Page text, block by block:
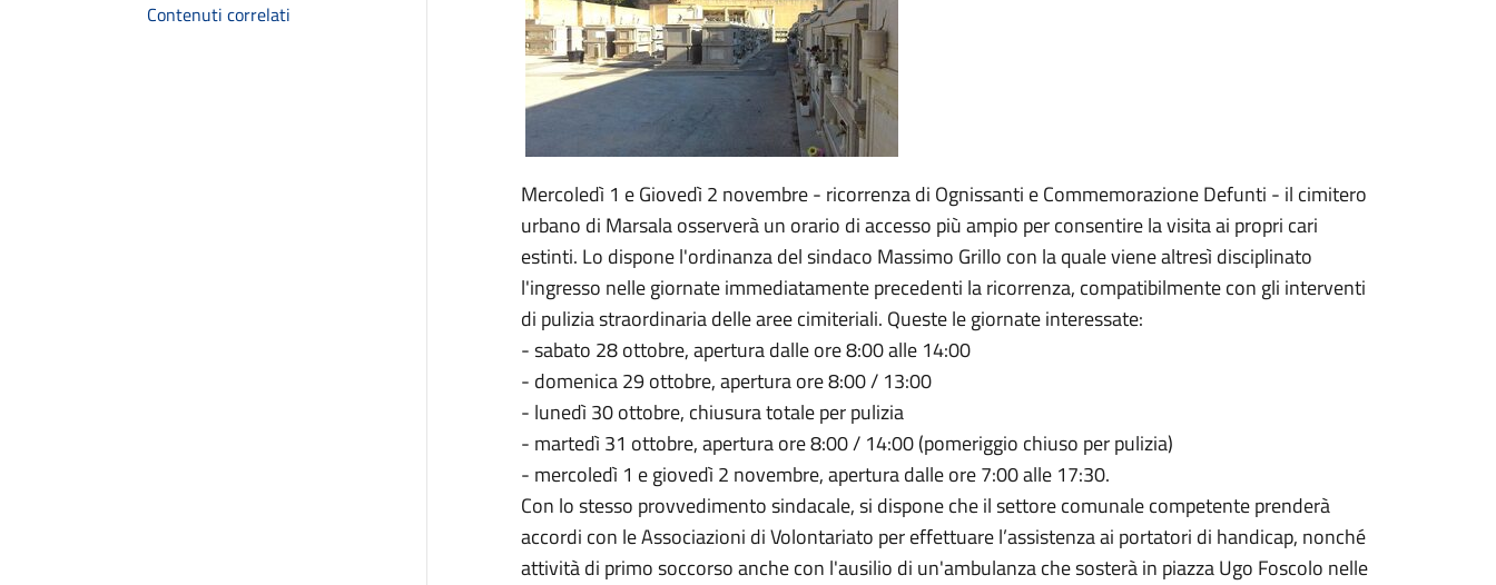
Contenuti correlati
Mercoledì 1 e Giovedì 2 novembre - ricorrenza di Ognissanti e Commemorazione Defunti - il cimitero
urbano di Marsala osserverà un orario di accesso più ampio per consentire la visita ai propri cari
estinti. Lo dispone l'ordinanza del sindaco Massimo Grillo con la quale viene altresì disciplinato
l'ingresso nelle giornate immediatamente precedenti la ricorrenza, compatibilmente con gli interventi
di pulizia straordinaria delle aree cimiteriali. Queste le giornate interessate:
- sabato 28 ottobre, apertura dalle ore 8:00 alle 14:00
- domenica 29 ottobre, apertura ore 8:00 / 13:00
- lunedì 30 ottobre, chiusura totale per pulizia
- martedì 31 ottobre, apertura ore 8:00 / 14:00 (pomeriggio chiuso per pulizia)
- mercoledì 1 e giovedì 2 novembre, apertura dalle ore 7:00 alle 17:30.
Con lo stesso provvedimento sindacale, si dispone che il settore comunale competente prenderà
accordi con le Associazioni di Volontariato per effettuare l’assistenza ai portatori di handicap, nonché
attività di primo soccorso anche con l'ausilio di un'ambulanza che sosterà in piazza Ugo Foscolo nelle